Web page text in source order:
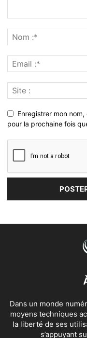
Enregistrer mon
pour la prochaine fois
Dans un monde
moyens techniques
la liberté de ses
s’appuyant